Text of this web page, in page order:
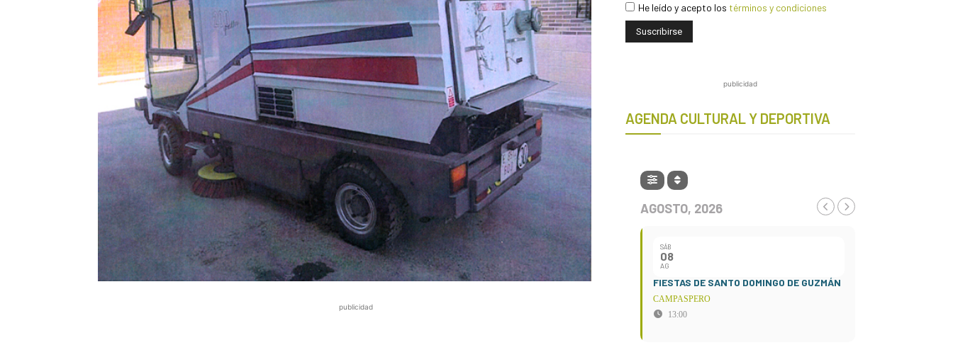
publicidad
He leído y acepto los términos y condiciones
publicidad
AGENDA CULTURAL Y DEPORTIVA
AGOSTO, 2026
SÁB
08
AG
FIESTAS DE SANTO DOMINGO DE GUZMÁN
CAMPASPERO
13:00